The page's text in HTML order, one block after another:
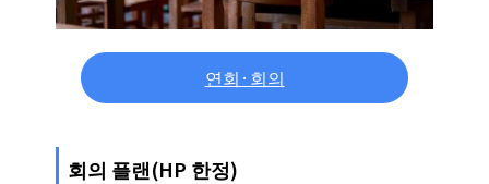
연회·회의
회의 플랜(HP 한정)